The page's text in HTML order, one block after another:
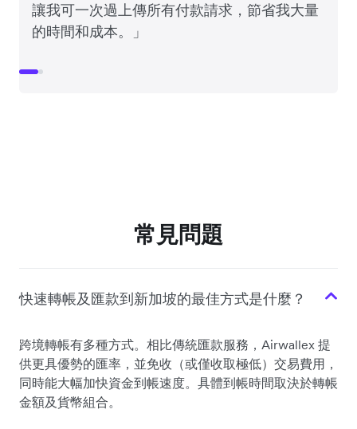
讓我可一次過上傳所有付款請求，節省我大量
的時間和成本。」
常見問題
快速轉帳及匯款到新加坡的最佳方式是什麼？
跨境轉帳有多種方式。相比傳統匯款服務，Airwallex 提
供更具優勢的匯率，並免收（或僅收取極低）交易費用，
同時能大幅加快資金到帳速度。具體到帳時間取決於轉帳
金額及貨幣組合。